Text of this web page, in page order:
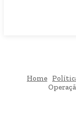
Home